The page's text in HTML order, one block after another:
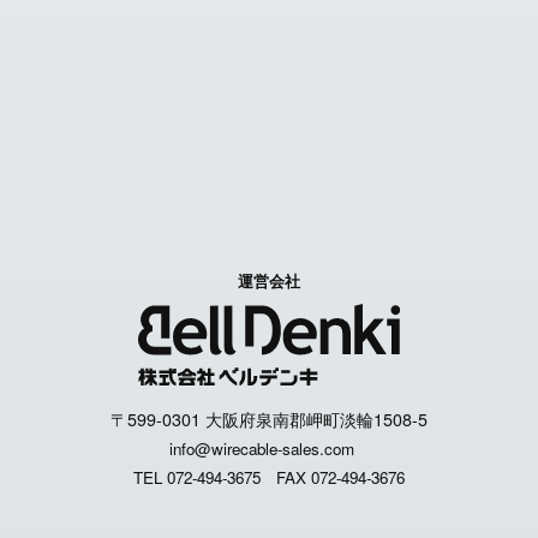
運営会社
〒599-0301 大阪府泉南郡岬町淡輪1508-5
info@wirecable-sales.com
TEL 072-494-3675 FAX 072-494-3676